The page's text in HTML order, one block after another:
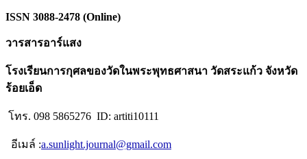
ISSN 3088-2478 (Online)
วารสารอาร์แสง
โรงเรียนการกุศลของวัดในพระพุทธศาสนา วัดสระแก้ว จังหวัด
ร้อยเอ็ด
โทร. 098 5865276 ID: artiti10111
อีเมล์ :a.sunlight.journal@gmail.com